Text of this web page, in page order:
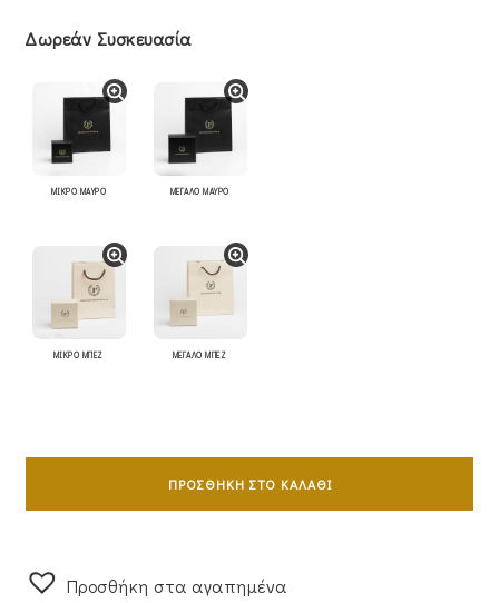
Δωρεάν Συσκευασία
ΜΙΚΡΟ ΜΑΥΡΟ ΜΕΓΑΛΟ ΜΑΥΡΟ
ΜΙΚΡΟ ΜΠΕΖ ΜΕΓΑΛΟ ΜΠΕΖ
Σταυρός
Όψης
Κ14
ΠΡΟΣΘΉΚΗ ΣΤΟ ΚΑΛΆΘΙ
Προσθήκη στα αγαπημένα